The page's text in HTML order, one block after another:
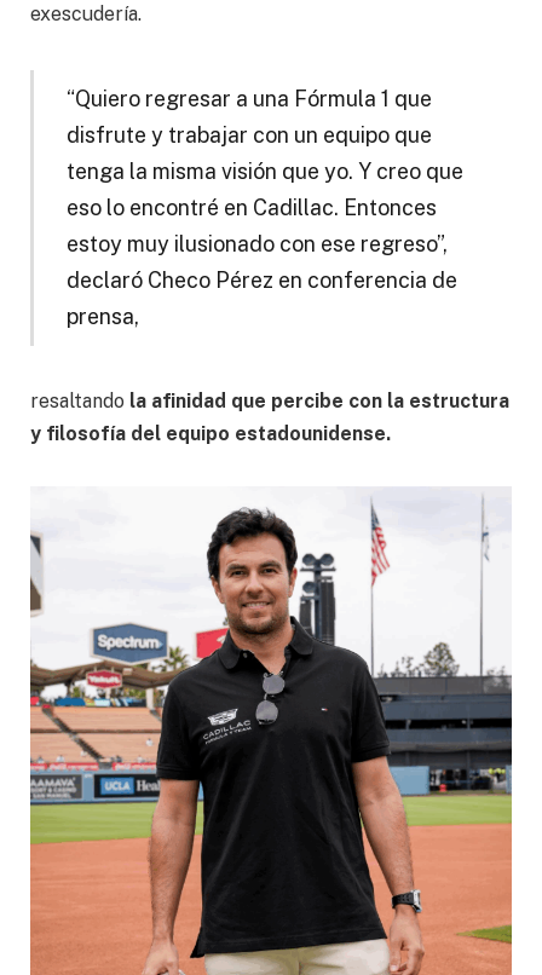
exescudería.
“Quiero regresar a una Fórmula 1 que
disfrute y trabajar con un equipo que
tenga la misma visión que yo. Y creo que
eso lo encontré en Cadillac. Entonces
estoy muy ilusionado con ese regreso”,
declaró Checo Pérez en conferencia de
prensa,
resaltando la afinidad que percibe con la estructura
y filosofía del equipo estadounidense.